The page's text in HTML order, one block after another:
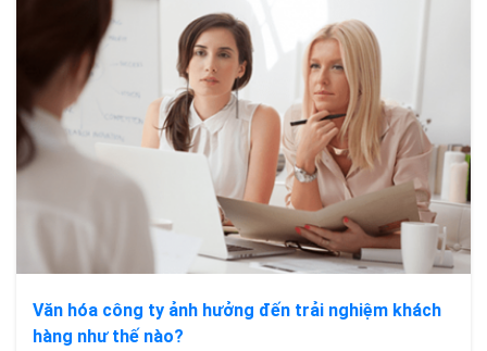
Văn hóa công ty ảnh hưởng đến trải nghiệm khách
hàng như thế nào?